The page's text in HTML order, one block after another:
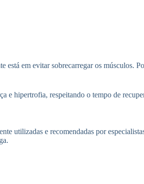
está em evitar sobrecarregar os músculos.
e hipertrofia, respeitando o tempo de
utilizadas e recomendadas por